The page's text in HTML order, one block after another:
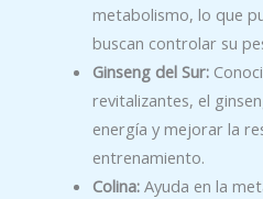
metabolismo, lo que
buscan controlar su
Ginseng del Sur:
revitalizantes, el
energía y mejorar la
entrenamiento.
Colina:Ayuda en la